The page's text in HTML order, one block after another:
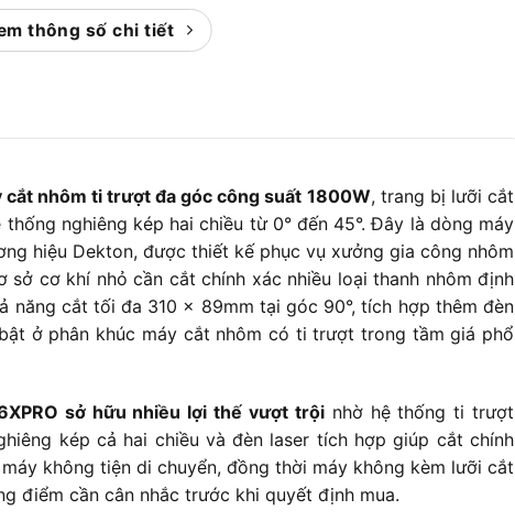
30mm
Có
22.8kg
Không kèm lưỡi
6 tháng chính hãng
Trung Quốc
thông số chi tiết
cắt nhôm ti trượt đa góc công suất 1800W, trang bị lưỡi cắt
nghiêng kép hai chiều từ 0° đến 45°. Đây là dòng máy
hiệu Dekton, được thiết kế phục vụ xưởng gia công nhôm
sở cơ khí nhỏ cần cắt chính xác nhiều loại thanh nhôm định
năng cắt tối đa 310 x 89mm tại góc 90°, tích hợp thêm đèn
ở phân khúc máy cắt nhôm có ti trượt trong tầm giá phổ
sở hữu nhiều lợi thế vượt trộinhờ hệ thống ti trượt
kép cả hai chiều và đèn laser tích hợp giúp cắt chính
không tiện di chuyển, đồng thời máy không kèm lưỡi cắt
điểm cần cân nhắc trước khi quyết định mua.